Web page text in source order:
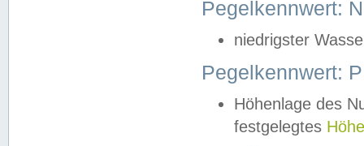
Pegelkennwert:
niedrigster
Pegelkennwert:
Höhenlage des
festgelegtes